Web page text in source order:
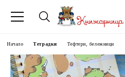
Начало Тетрадки Тефтери, бележници